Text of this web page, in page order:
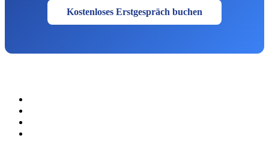
Kostenloses Erstgespräch buchen